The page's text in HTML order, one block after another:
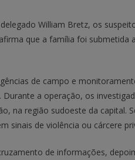
William Bretz, os
que a família foi submetida
de campo e
a operação, os
na região sudoeste da capital.
sinais de violência ou cárcere
de informações,